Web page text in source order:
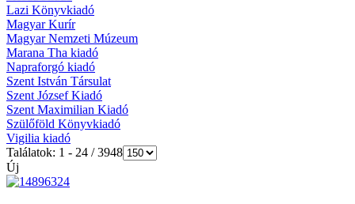
Lazi Könyvkiadó
Magyar Kurír
Magyar Nemzeti Múzeum
Marana Tha kiadó
Napraforgó kiadó
Szent István Társulat
Szent József Kiadó
Szent Maximilian Kiadó
Szülőföld Könyvkiadó
Vigilia kiadó
Találatok: 1 - 24 / 3948
Új